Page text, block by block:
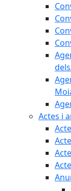
Actes i